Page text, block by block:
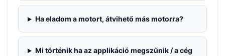
Ha eladom a motort, átvihető más motorra?
Mi történik ha az applikáció megszűnik / a cég